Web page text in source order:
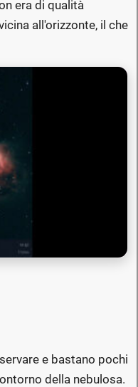
era di qualità
all'orizzonte, il che
e bastano pochi
della nebulosa.